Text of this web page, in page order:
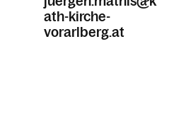
ath-kirche-
vorarlberg.at